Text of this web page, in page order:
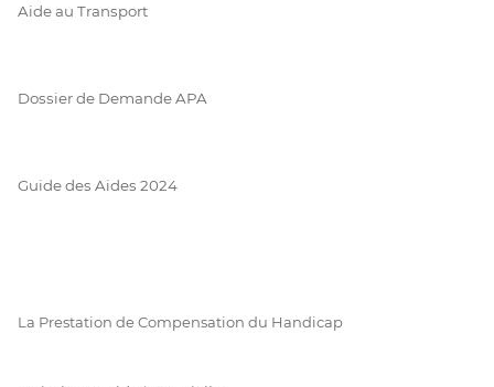
Aide au Transport
Dossier de Demande APA
Guide des Aides 2024
La Prestation de Compensation du Handicap